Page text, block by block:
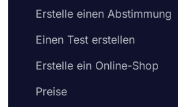
Erstelle einen Abstimmung
Einen Test erstellen
Erstelle ein Online-Shop
Preise